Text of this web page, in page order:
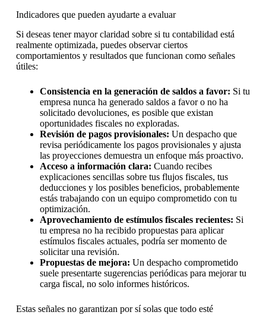
Indicadores que pueden ayudarte a evaluar
Si deseas tener mayor claridad sobre si tu contabilidad está
realmente optimizada, puedes observar ciertos
comportamientos y resultados que funcionan como señales
útiles:
Consistencia en la generación de saldos a favor: Si tu
empresa nunca ha generado saldos a favor o no ha
solicitado devoluciones, es posible que existan
oportunidades fiscales no exploradas.
Revisión de pagos provisionales: Un despacho que
revisa periódicamente los pagos provisionales y ajusta
las proyecciones demuestra un enfoque más proactivo.
Acceso a información clara: Cuando recibes
explicaciones sencillas sobre tus flujos fiscales, tus
deducciones y los posibles beneficios, probablemente
estás trabajando con un equipo comprometido con tu
optimización.
Aprovechamiento de estímulos fiscales recientes: Si
tu empresa no ha recibido propuestas para aplicar
estímulos fiscales actuales, podría ser momento de
solicitar una revisión.
Propuestas de mejora: Un despacho comprometido
suele presentarte sugerencias periódicas para mejorar tu
carga fiscal, no solo informes históricos.
Estas señales no garantizan por sí solas que todo esté